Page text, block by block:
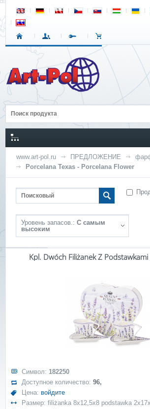
www.art-pol.ru ПРЕДЛОЖЕНИЕ
Porcelana Texas - Porcelana Flower
Уровень запасов.: С самым
высоким
Kpl. Dwóch Filiżanek Z Podstawkami
Символ: 182250
Доступное количество:96,
Цена: войдите
Размер: filiżanka 8x12,5x8 podstawka